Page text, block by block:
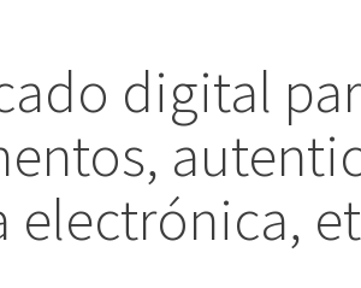
digital
electrónica,